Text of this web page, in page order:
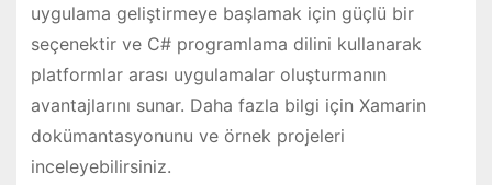
uygulama geliştirmeye başlamak için güçlü bir
seçenektir ve C# programlama dilini kullanarak
platformlar arası uygulamalar oluşturmanın
avantajlarını sunar. Daha fazla bilgi için Xamarin
dokümantasyonunu ve örnek projeleri
inceleyebilirsiniz.